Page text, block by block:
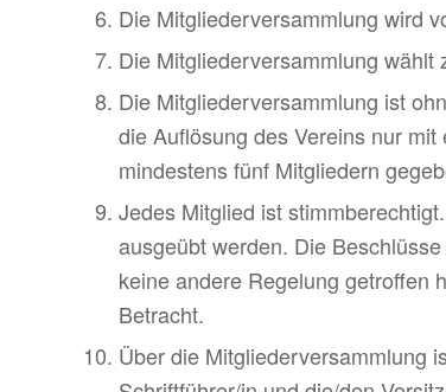
Die Mitglie­der­ver­samm­lung wird
Die Mitgliederversammlung
Die Mitgliederversammlung ist
die Auflösung des Vereins nur
mindestens fünf Mitgliedern
Jedes Mitglied ist
ausgeübt werden. Die
keine andere Rege­lung getroffen
Betracht.
Über die Mitglie­der­ver­samm­lung